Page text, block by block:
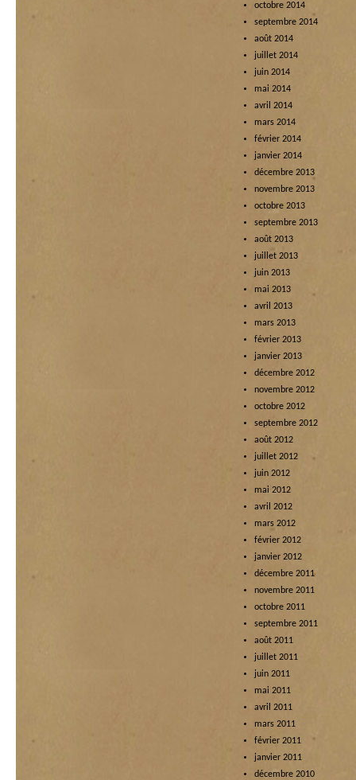
octobre 2014
septembre 2014
août 2014
juillet 2014
juin 2014
mai 2014
avril 2014
mars 2014
février 2014
janvier 2014
décembre 2013
novembre 2013
octobre 2013
septembre 2013
août 2013
juillet 2013
juin 2013
mai 2013
avril 2013
mars 2013
février 2013
janvier 2013
décembre 2012
novembre 2012
octobre 2012
septembre 2012
août 2012
juillet 2012
juin 2012
mai 2012
avril 2012
mars 2012
février 2012
janvier 2012
décembre 2011
novembre 2011
octobre 2011
septembre 2011
août 2011
juillet 2011
juin 2011
mai 2011
avril 2011
mars 2011
février 2011
janvier 2011
décembre 2010